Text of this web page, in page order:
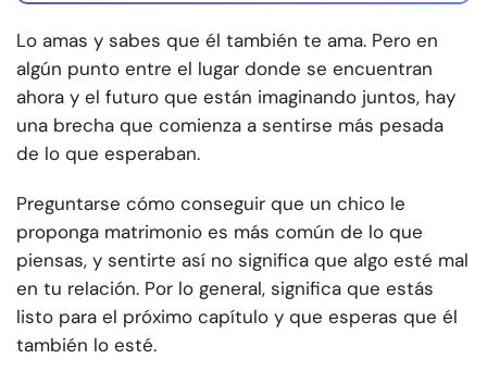
Lo amas y sabes que él también te ama. Pero en
algún punto entre el lugar donde se encuentran
ahora y el futuro que están imaginando juntos, hay
una brecha que comienza a sentirse más pesada
de lo que esperaban.
Preguntarse cómo conseguir que un chico le
proponga matrimonio es más común de lo que
piensas, y sentirte así no significa que algo esté mal
en tu relación. Por lo general, significa que estás
listo para el próximo capítulo y que esperas que él
también lo esté.